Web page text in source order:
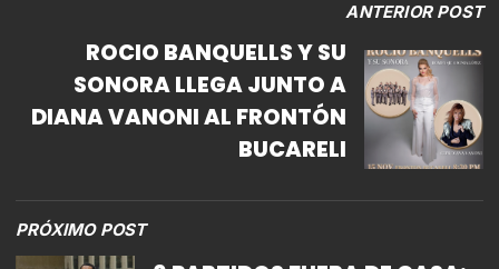
ANTERIOR POST
ROCIO BANQUELLS Y SU
SONORA LLEGA JUNTO A
DIANA VANONI AL FRONTÓN
BUCARELI
PRÓXIMO POST